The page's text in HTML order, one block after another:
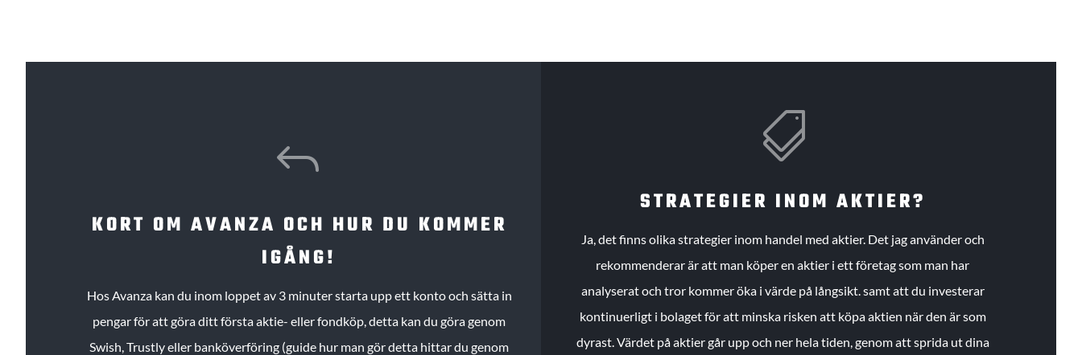
J
KORT OM AVANZA OCH HUR DU KOMMER
IGÅNG!
Hos Avanza kan du inom loppet av 3 minuter starta upp ett konto och sätta in
pengar för att göra ditt första aktie- eller fondköp, detta kan du göra genom
Swish, Trustly eller banköverföring (guide hur man gör detta hittar du genom

STRATEGIER INOM AKTIER?
Ja, det finns olika strategier inom handel med aktier. Det jag använder och
rekommenderar är att man köper en aktier i ett företag som man har
analyserat och tror kommer öka i värde på långsikt. samt att du investerar
kontinuerligt i bolaget för att minska risken att köpa aktien när den är som
dyrast. Värdet på aktier går upp och ner hela tiden, genom att sprida ut dina